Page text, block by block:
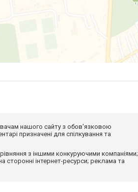
нашого сайту з обов'язковою
призначені для спілкування та
з іншими конкуруючими компаніями;
сторонні інтернет-ресурси; реклама та